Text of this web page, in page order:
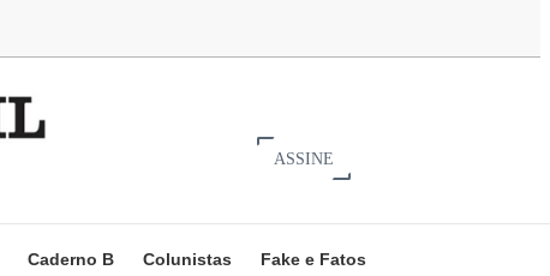
ASSINE
Caderno B Colunistas Fake e Fatos